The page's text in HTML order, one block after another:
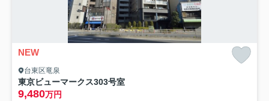
NEW
台東区竜泉
東京ビューマークス303号室
9,480万円